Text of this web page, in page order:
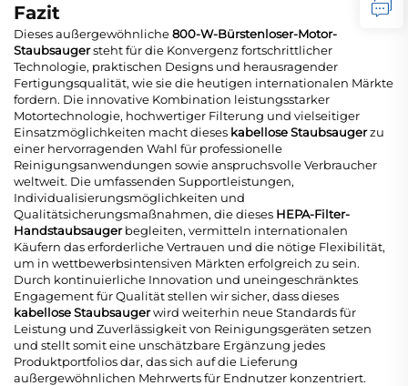
Fazit
Dieses außergewöhnliche800-W-Bürstenloser-Motor-
Staubsaugersteht für die Konvergenz fortschrittlicher
Technologie, praktischen Designs und herausragender
Fertigungsqualität, wie sie die heutigen internationalen Märkte
fordern. Die innovative Kombination leistungsstarker
Motortechnologie, hochwertiger Filterung und vielseitiger
Einsatzmöglichkeiten macht dieses kabellose Staubsaugerzu
einer hervorragenden Wahl für professionelle
Reinigungsanwendungen sowie anspruchsvolle Verbraucher
weltweit. Die umfassenden Supportleistungen,
Individualisierungsmöglichkeiten und
Qualitätsicherungsmaßnahmen, die dieses HEPA-Filter-
Handstaubsaugerbegleiten, vermitteln internationalen
Käufern das erforderliche Vertrauen und die nötige Flexibilität,
um in wettbewerbsintensiven Märkten erfolgreich zu sein.
Durch kontinuierliche Innovation und uneingeschränktes
Engagement für Qualität stellen wir sicher, dass dieses
kabellose Staubsaugerwird weiterhin neue Standards für
Leistung und Zuverlässigkeit von Reinigungsgeräten setzen
und stellt somit eine unschätzbare Ergänzung jedes
Produktportfolios dar, das sich auf die Lieferung
außergewöhnlichen Mehrwerts für Endnutzer konzentriert.